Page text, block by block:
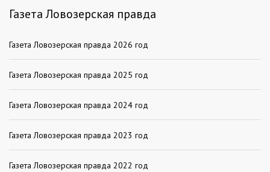
Газета Ловозерская правда
Газета Ловозерская правда 2026 год
Газета Ловозерская правда 2025 год
Газета Ловозерская правда 2024 год
Газета Ловозерская правда 2023 год
Газета Ловозерская правда 2022 год